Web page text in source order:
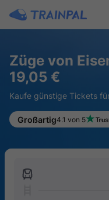
Züge von
19,05 €
Kaufe günstige Tickets
Großartig4.1 von 5
󱍉